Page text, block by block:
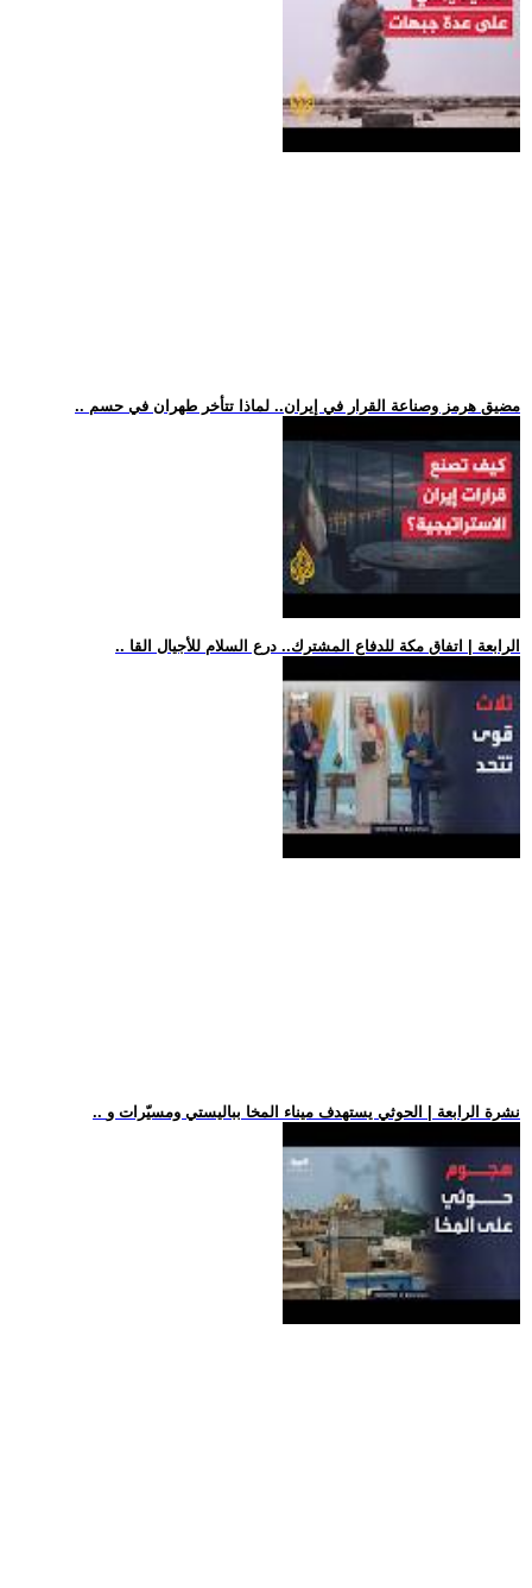
.. مضيق هرمز وصناعة القرار في إيران.. لماذا تتأخر طهران في حسم
.. الرابعة | اتفاق مكة للدفاع المشترك.. درع السلام للأجيال القا
.. نشرة الرابعة | الحوثي يستهدف ميناء المخا بباليستي ومسيّرات و